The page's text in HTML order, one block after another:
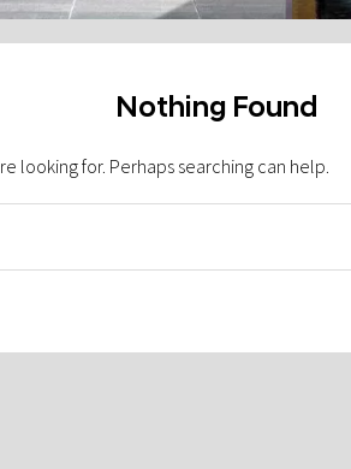
Nothing Found
looking for. Perhaps searching can help.